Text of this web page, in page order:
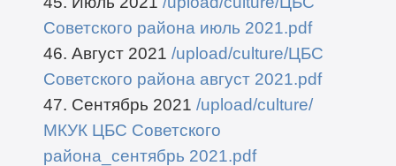
Советского района июль 2021.pdf
46. Август 2021 /upload/culture/ЦБС
Советского района август 2021.pdf
47. Сентябрь 2021 /upload/culture/
МКУК ЦБС Советского
района_сентябрь 2021.pdf